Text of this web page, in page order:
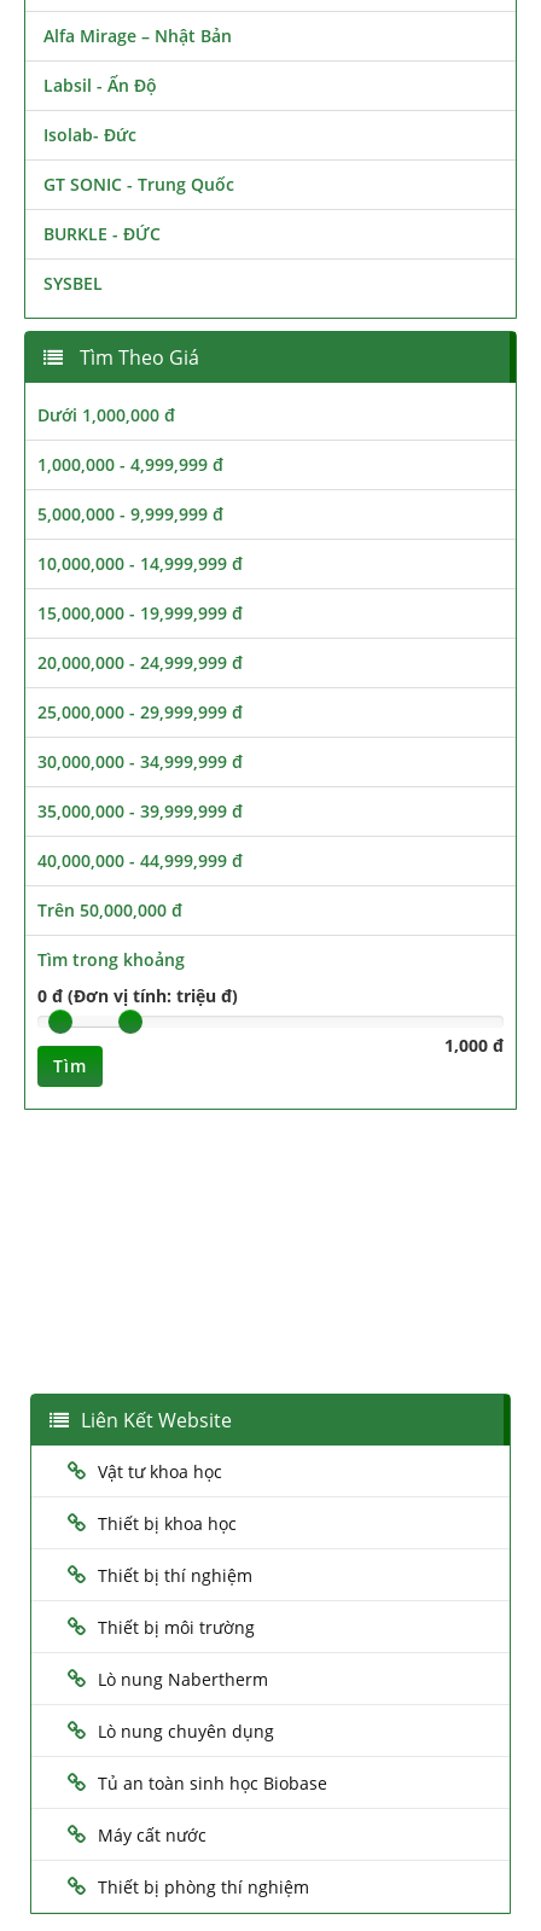
Alfa Mirage – Nhật Bản
Labsil - Ấn Độ
Isolab- Đức
GT SONIC - Trung Quốc
BURKLE - ĐỨC
SYSBEL
Tìm Theo Giá
Dưới 1,000,000 đ
1,000,000 - 4,999,999 đ
5,000,000 - 9,999,999 đ
10,000,000 - 14,999,999 đ
15,000,000 - 19,999,999 đ
20,000,000 - 24,999,999 đ
25,000,000 - 29,999,999 đ
30,000,000 - 34,999,999 đ
35,000,000 - 39,999,999 đ
40,000,000 - 44,999,999 đ
Trên 50,000,000 đ
Tìm trong khoảng
0 đ (Đơn vị tính: triệu đ)
1,000 đ
Tìm
Liên Kết Website
Vật tư khoa học
Thiết bị khoa học
Thiết bị thí nghiệm
Thiết bị môi trường
Lò nung Nabertherm
Lò nung chuyên dụng
Tủ an toàn sinh học Biobase
Máy cất nước
Thiết bị phòng thí nghiệm